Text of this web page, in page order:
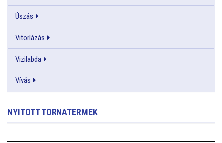
Úszás
Vitorlázás
Vizilabda
Vívás
NYITOTT TORNATERMEK